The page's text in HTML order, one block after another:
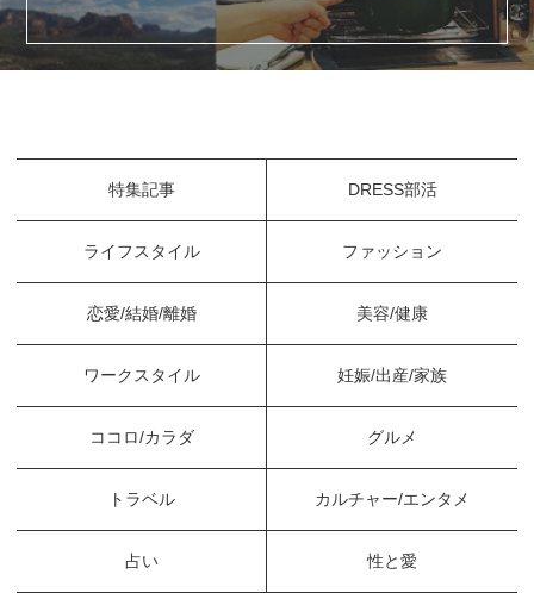
特集記事 DRESS部活
ライフスタイル ファッション
恋愛/結婚/離婚 美容/健康
ワークスタイル 妊娠/出産/家族
ココロ/カラダ グルメ
トラベル カルチャー/エンタメ
占い 性と愛